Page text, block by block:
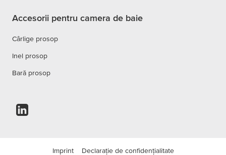
Accesorii pentru camera de baie
Cârlige prosop
Inel prosop
Bară prosop
Imprint Declarație de confidențialitate